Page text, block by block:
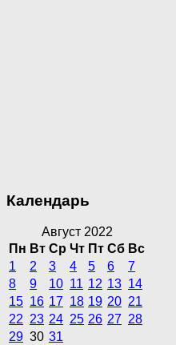
Календарь
Август 2022
Пн Вт Ср Чт Пт Сб Вс
1
2 3 4 5 6
7
8
9 10 11 12 13 14
15 16 17 18 19 20 21
22 23 24 25 26 27 28
29 30 31